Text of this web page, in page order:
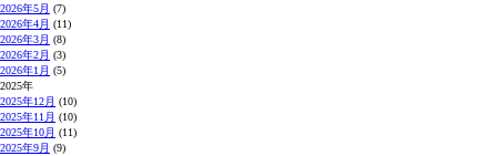
2026年5月 (7)
2026年4月 (11)
2026年3月 (8)
2026年2月 (3)
2026年1月 (5)
2025年
2025年12月 (10)
2025年11月 (10)
2025年10月 (11)
2025年9月 (9)